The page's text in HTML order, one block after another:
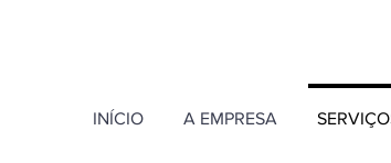
INÍCIO A EMPRESA